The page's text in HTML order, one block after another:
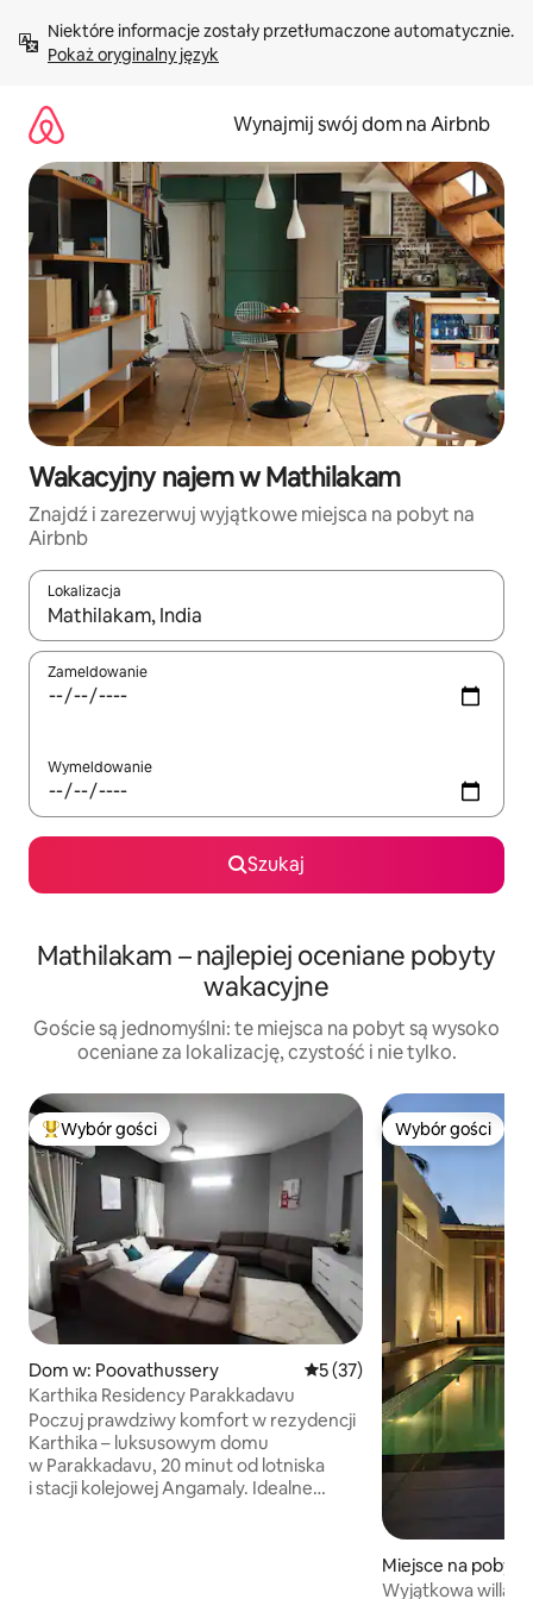
treści Pokaż oryginalny język
Wynajmij swój dom na Airbnb
Wakacyjny najem w Mathilakam
Znajdź i zarezerwuj wyjątkowe miejsca na pobyt na
Airbnb
Lokalizacja
Gdy wyniki będą dostępne, możesz poruszać się po nich za
Zameldowanie
Wymeldowanie
Szukaj
Mathilakam – najlepiej oceniane pobyty
wakacyjne
Goście są jednomyślni: te miejsca na pobyt są wysoko
oceniane za lokalizację, czystość i nie tylko.
Najpopularniejsze z kategorii Wybór gości
Wybór gości
Dom w: Poovathussery Średnia ocena: 5 na 5,
5 (37)
Karthika Residency Parakkadavu
Poczuj prawdziwy komfort w rezydencji
Karthika – luksusowym domu
w Parakkadavu, 20 minut od lotniska
i stacji kolejowej Angamaly. Idealne
Wybór gości
Wybór gości
Miejsce na pobyt
Wyjątkowa willa z